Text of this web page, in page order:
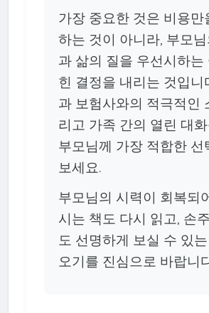
가장 중요한 것은 비용만
하는 것이 아니라, 부모
과 삶의 질을 우선시하는
힌 결정을 내리는 것입니
과 보험사와의 적극적인
리고 가족 간의 열린 대
부모님께 가장 적합한 선
보세요.
부모님의 시력이 회복되
시는 책도 다시 읽고, 손
도 선명하게 보실 수 있
오기를 진심으로 바랍니